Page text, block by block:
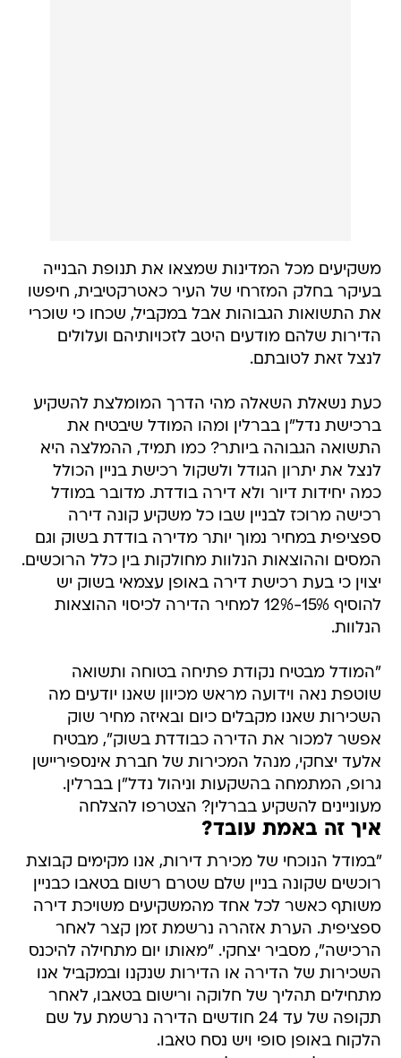
משקיעים מכל המדינות שמצאו את תנופת הבנייה
בעיקר בחלק המזרחי של העיר כאטרקטיבית, חיפשו
את התשואות הגבוהות אבל במקביל, שכחו כי שוכרי
הדירות שלהם מודעים היטב לזכויותיהם ועלולים
לנצל זאת לטובתם.
כעת נשאלת השאלה מהי הדרך המומלצת להשקיע
ברכישת נדל"ן בברלין ומהו המודל שיבטיח את
התשואה הגבוהה ביותר? כמו תמיד, ההמלצה היא
לנצל את יתרון הגודל ולשקול רכישת בניין הכולל
כמה יחידות דיור ולא דירה בודדת. מדובר במודל
רכישה מרוכז לבניין שבו כל משקיע קונה דירה
ספציפית במחיר נמוך יותר מדירה בודדת בשוק וגם
המסים וההוצאות הנלוות מחולקות בין כלל הרוכשים.
יצוין כי בעת רכישת דירה באופן עצמאי בשוק יש
להוסיף 15%-12% למחיר הדירה לכיסוי ההוצאות
הנלוות.
"המודל מבטיח נקודת פתיחה בטוחה ותשואה
שוטפת נאה וידועה מראש מכיוון שאנו יודעים מה
השכירות שאנו מקבלים כיום ובאיזה מחיר שוק
אפשר למכור את הדירה כבודדת בשוק", מבטיח
אלעד יצחקי, מנהל המכירות של חברת אינספיריישן
גרופ, המתמחה בהשקעות וניהול נדל"ן בברלין.
מעוניינים להשקיע בברלין? הצטרפו להצלחה
איך זה באמת עובד?
"במודל הנוכחי של מכירת דירות, אנו מקימים קבוצת
רוכשים שקונה בניין שלם שטרם רשום בטאבו כבניין
משותף כאשר לכל אחד מהמשקיעים משויכת דירה
ספציפית. הערת אזהרה נרשמת זמן קצר לאחר
הרכישה", מסביר יצחקי. "מאותו יום מתחילה להיכנס
השכירות של הדירה או הדירות שנקנו ובמקביל אנו
מתחילים תהליך של חלוקה ורישום בטאבו, לאחר
תקופה של עד 24 חודשים הדירה נרשמת על שם
הלקוח באופן סופי ויש נסח טאבו.